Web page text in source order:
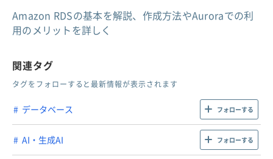
Amazon RDSの基本を解説、作成方法やAuroraでの利
用のメリットを詳しく
関連タグ
タグをフォローすると最新情報が表示されます
データベース フォローする
AI・生成AI フォローする